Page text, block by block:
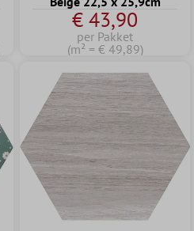
€ 43,90
per Pakket
(m² = € 49,89)